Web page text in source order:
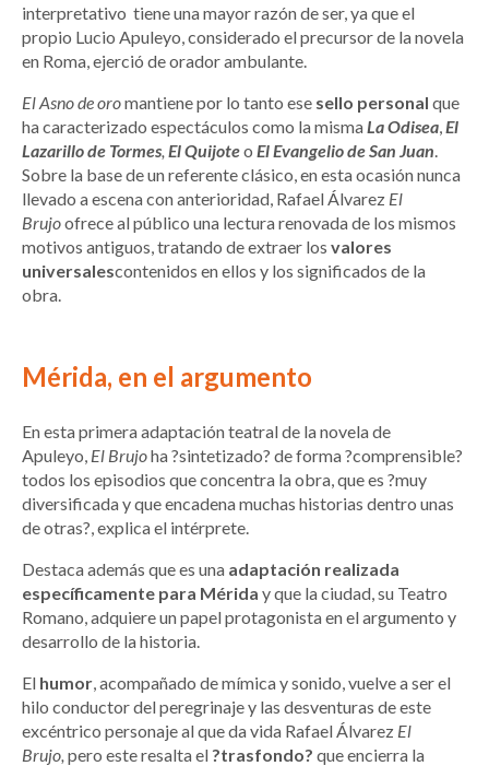
interpretativo tiene una mayor razón de ser, ya que el
propio Lucio Apuleyo, considerado el precursor de la novela
en Roma, ejerció de orador ambulante.
El Asno de oromantiene por lo tanto ese sello personal que
ha caracterizado espectáculos como la misma La Odisea El
Lazarillo de Tormes El Quijoteo El Evangelio de San Juan
Sobre la base de un referente clásico, en esta ocasión nunca
llevado a escena con anterioridad, Rafael Álvarez El
Brujoofrece al público una lectura renovada de los mismos
motivos antiguos, tratando de extraer los valores
universalescontenidos en ellos y los significados de la
obra.
Mérida, en el argumento
En esta primera adaptación teatral de la novela de
Apuleyo, El Brujoha ?sintetizado? de forma ?comprensible?
todos los episodios que concentra la obra, que es ?muy
diversificada y que encadena muchas historias dentro unas
de otras?, explica el intérprete.
Destaca además que es una adaptación realizada
específicamente para Mérida y que la ciudad, su Teatro
Romano, adquiere un papel protagonista en el argumento y
desarrollo de la historia.
El humor , acompañado de mímica y sonido, vuelve a ser el
hilo conductor del peregrinaje y las desventuras de este
excéntrico personaje al que da vida Rafael Álvarez El
Brujo, pero este resalta el ?trasfondo? que encierra la